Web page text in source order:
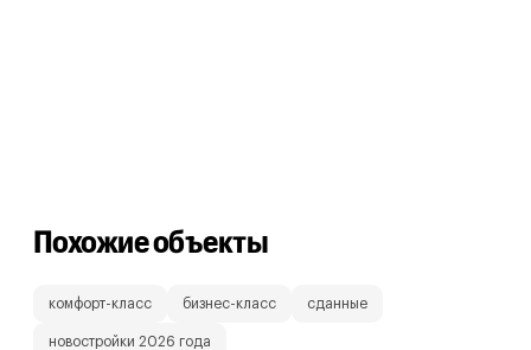
Похожие объекты
комфорт-класс бизнес-класс сданные
новостройки 2026 года